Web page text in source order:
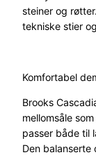
n
t
l
steiner og
tekniske stier
Komfortabel
Brooks
mellomsåle
passer både til
Den